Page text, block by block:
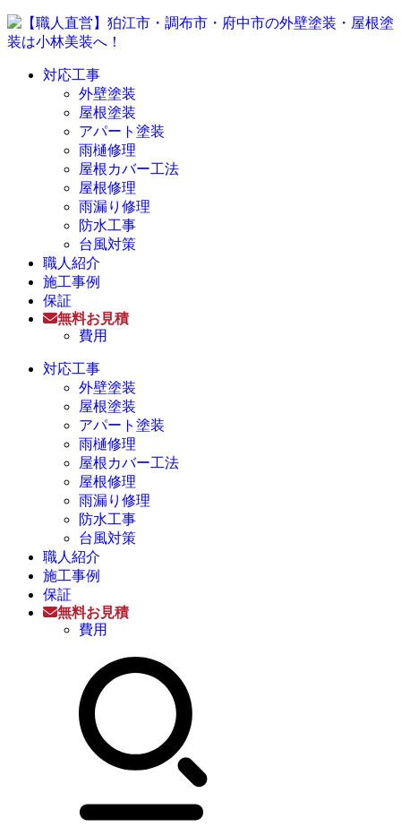
対応工事
外壁塗装
屋根塗装
アパート塗装
雨樋修理
屋根カバー工法
屋根修理
雨漏り修理
防水工事
台風対策
職人紹介
施工事例
保証
無料お見積
費用
対応工事
外壁塗装
屋根塗装
アパート塗装
雨樋修理
屋根カバー工法
屋根修理
雨漏り修理
防水工事
台風対策
職人紹介
施工事例
保証
無料お見積
費用